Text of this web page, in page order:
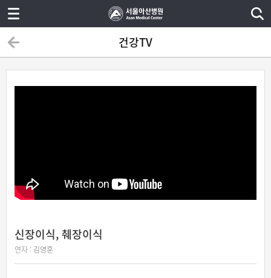
건강TV
신장이식, 췌장이식
연자 : 김영훈